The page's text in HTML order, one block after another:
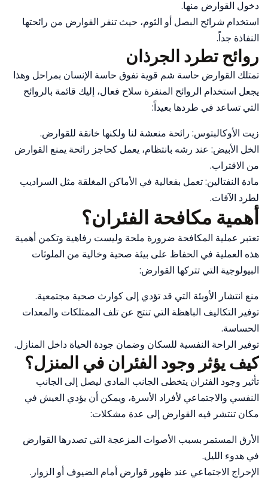
دخول القوارض منها.
استخدام شرائح البصل أو الثوم، حيث تنفر القوارض من رائحتها
النفاذة جداً.
روائح تطرد الجرذان
تمتلك القوارض حاسة شم قوية تفوق حاسة الإنسان بمراحل وهذا
يجعل استخدام الروائح المنفرة سلاح فعال، إليك قائمة بالروائح
التي تساعد في طردها بعيداً:
زيت الأوكالبتوس: رائحة منعشة لنا ولكنها خانقة للقوارض.
الخل الأبيض: عند رشه بانتظام، يعمل كحاجز رائحة يمنع القوارض
من الاقتراب.
مادة النفتالين: تعمل بفعالية في الأماكن المغلقة مثل السراديب
لطرد الآفات.
أهمية مكافحة الفئران؟
تعتبر عملية المكافحة ضرورة ملحة وليست رفاهية وتكمن أهمية
هذه العملية في الحفاظ على بيئة صحية وخالية من الملوثات
البيولوجية التي تتركها القوارض:
منع انتشار الأوبئة التي قد تؤدي إلى كوارث صحية مجتمعية.
توفير التكاليف الباهظة التي تنتج عن تلف الممتلكات والمعدات
الحساسة.
توفير الراحة النفسية للسكان وضمان جودة الحياة داخل المنازل.
كيف يؤثر وجود الفئران في المنزل؟
تأثير وجود الفئران يتخطى الجانب المادي ليصل إلى الجانب
النفسي والاجتماعي لأفراد الأسرة، ويمكن أن يؤدي العيش في
مكان تنتشر فيه القوارض إلى عدة مشكلات:
الأرق المستمر بسبب الأصوات المزعجة التي تصدرها القوارض
في هدوء الليل.
الإحراج الاجتماعي عند ظهور قوارض أمام الضيوف أو الزوار.